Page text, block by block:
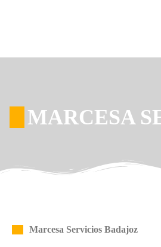
MARCESA
Marcesa Servicios Badajoz